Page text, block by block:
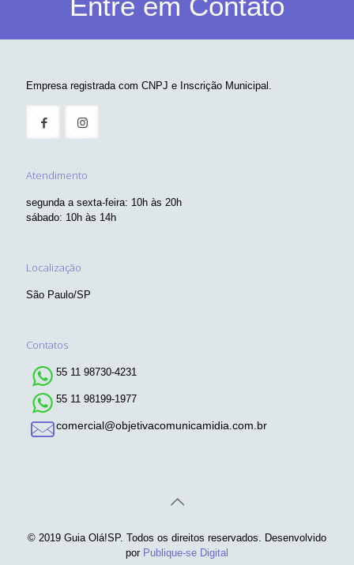
Empresa registrada com CNPJ e Inscrição Municipal.
Atendimento
segunda a sexta-feira: 10h às 20h
sábado: 10h às 14h
Localização
São Paulo/SP
Contatos
55 11 98730-4231
55 11 98199-1977
comercial@objetivacomunicamidia.com.br
© 2019 Guia Olá!SP. Todos os direitos reservados. Desenvolvido
por Publique-se Digital